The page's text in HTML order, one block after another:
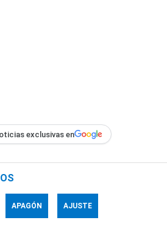
exclusivas en
APAGÓN AJUSTE